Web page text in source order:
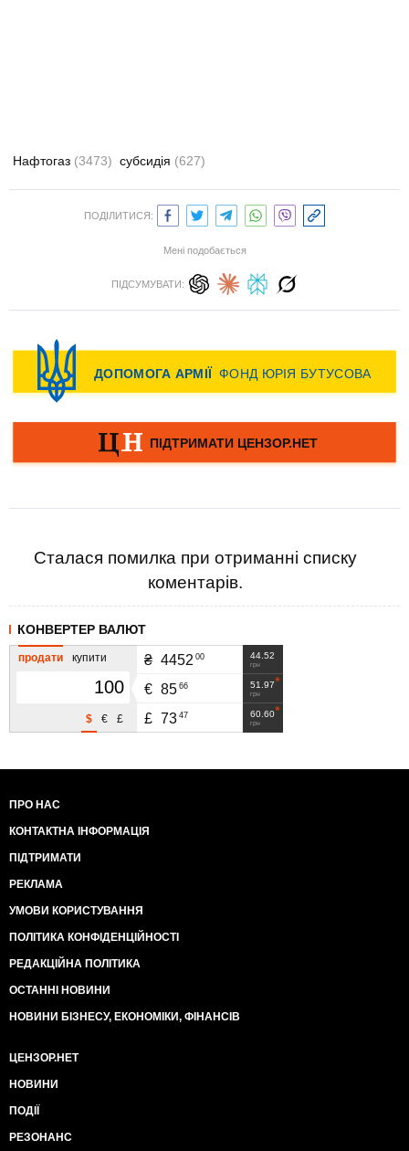
Нафтогаз (3473) субсидія (627)
ПОДІЛИТИСЯ:
Мені подобається
ПІДСУМУВАТИ:
Сталася помилка при отриманні списку
коментарів.
КОНВЕРТЕР ВАЛЮТ
продати купити
£
€
$
44.52
грн
₴ 4452 00
51.97
грн
€ 85 66
60.60
грн
£ 73 47
ПРО НАС
КОНТАКТНА ІНФОРМАЦІЯ
ПІДТРИМАТИ
РЕКЛАМА
УМОВИ КОРИСТУВАННЯ
ПОЛІТИКА КОНФІДЕНЦІЙНОСТІ
РЕДАКЦІЙНА ПОЛІТИКА
ОСТАННІ НОВИНИ
НОВИНИ БІЗНЕСУ, ЕКОНОМІКИ, ФІНАНСІВ
ЦЕНЗОР.НЕТ
НОВИНИ
ПОДІЇ
РЕЗОНАНС